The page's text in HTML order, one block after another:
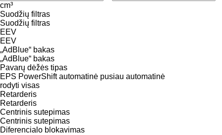
cm³
Suodžių filtras
Suodžių filtras
EEV
EEV
„AdBlue“ bakas
„AdBlue“ bakas
Pavarų dėžės tipas
EPS PowerShift automatinė pusiau automatinė
rodyti visas
Retarderis
Retarderis
Centrinis sutepimas
Centrinis sutepimas
Diferencialo blokavimas